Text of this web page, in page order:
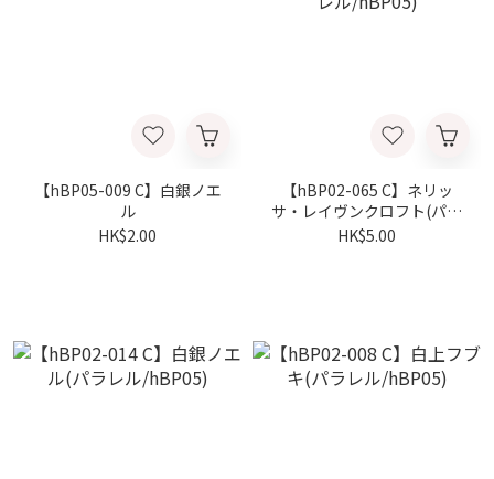
【hBP05-009 C】白銀ノエ
ル
HK$2.00
【hBP02-065 C】ネリッ
サ・レイヴンクロフト(パラ
レル/hBP05)
HK$5.00